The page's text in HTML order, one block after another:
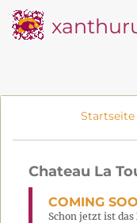
Startseite
Chateau La
COMING
Schon jetzt ist